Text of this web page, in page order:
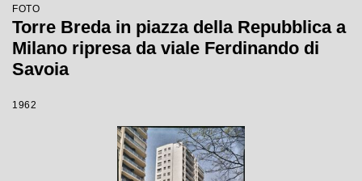
FOTO
Torre Breda in piazza della Repubblica a
Milano ripresa da viale Ferdinando di
Savoia
1962